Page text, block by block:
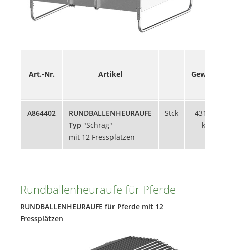
Art.-Nr. Artikel Gewicht
A864402
RUNDBALLENHEURAUFE
Typ "Schräg"
mit 12 Fressplätzen
Stck
431,13
kg
Rundballenheuraufe für Pferde
RUNDBALLENHEURAUFE für Pferde mit 12
Fressplätzen